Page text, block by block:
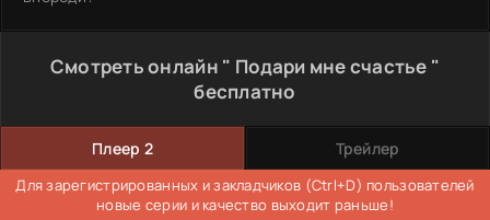
Смотреть онлайн " Подари мне счастье "
бесплатно
Плеер 2 Трейлер
Для зарегистрированных и закладчиков (Ctrl+D) пользователей
новые серии и качество выходит раньше!